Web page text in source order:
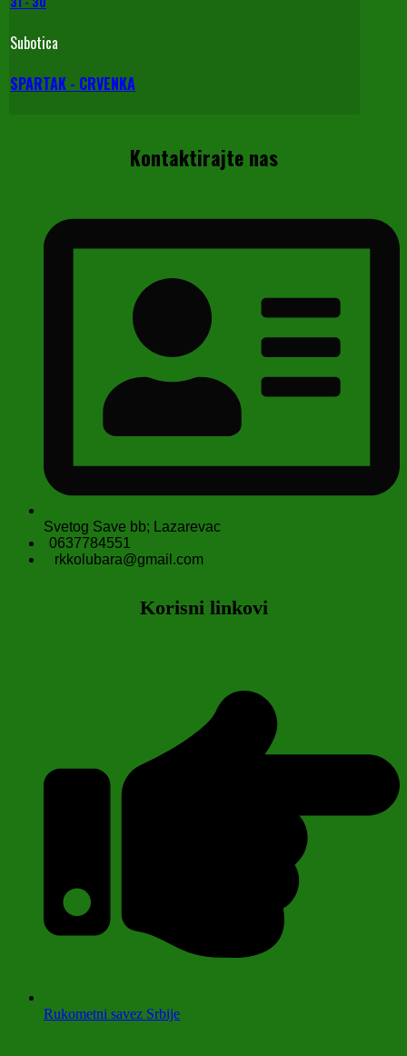
Subotica
SPARTAK - CRVENKA
Kontaktirajte nas
Svetog Save bb; Lazarevac
0637784551
rkkolubara@gmail.com
Korisni linkovi
Rukometni savez Srbije